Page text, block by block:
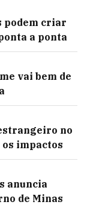
podem criar
a ponta
vai bem de
no
impactos
anuncia
de Minas